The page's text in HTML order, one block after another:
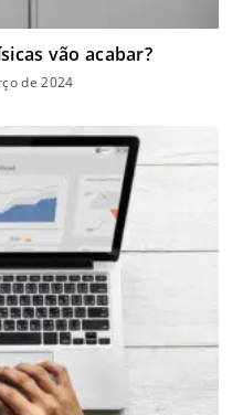
vão acabar?
de 2024